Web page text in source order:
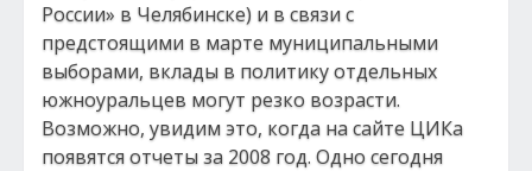
России» в Челябинске) и в связи с
предстоящими в марте муниципальными
выборами, вклады в политику отдельных
южноуральцев могут резко возрасти.
Возможно, увидим это, когда на сайте ЦИКа
появятся отчеты за 2008 год. Одно сегодня